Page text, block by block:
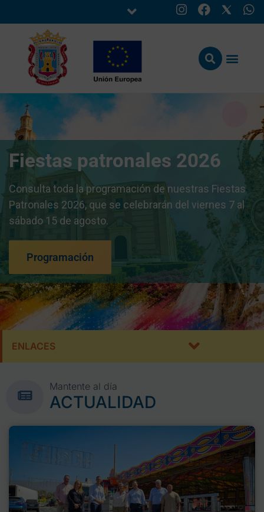
Fiestas patronales 2026
Consulta toda la programación de nuestras Fiestas
Patronales 2026, que se celebrarán del viernes 7 al
sábado 15 de agosto.
Programación
ENLACES
Mantente al día
ACTUALIDAD